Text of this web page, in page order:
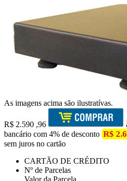
As imagens acima são ilustratívas.
R$ 2.590 ,96
bancário com 4% de desconto R$
sem juros no cartão
CARTÃO DE CRÉDITO
Nº de Parcelas
Valor da Parcela